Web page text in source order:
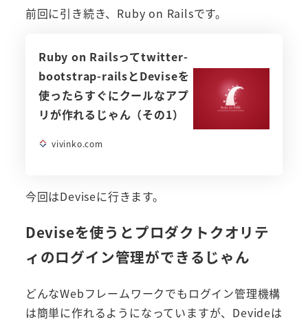
前回に引き続き、Ruby on Railsです。
Ruby on Railsってtwitter-
bootstrap-railsとDeviseを
使ったらすぐにクールなアプ
リが作れるじゃん（その1）
vivinko.com
今回はDeviseに行きます。
Deviseを使うとプロダクトクオリテ
ィのログイン管理ができるじゃん
どんなWebフレームワークでもログイン管理機構
は簡単に作れるようになっていますが、Devideは